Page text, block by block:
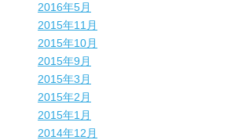
2016年5月
2015年11月
2015年10月
2015年9月
2015年3月
2015年2月
2015年1月
2014年12月